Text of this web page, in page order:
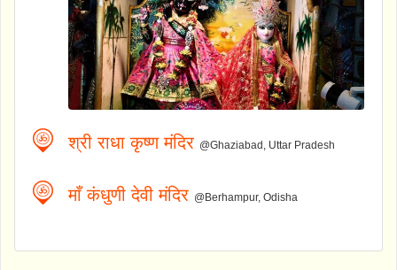
श्री राधा कृष्ण मंदिर @Ghaziabad, Uttar Pradesh
माँ कंधुणी देवी मंदिर @Berhampur, Odisha